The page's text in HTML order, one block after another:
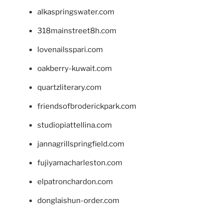
alkaspringswater.com
318mainstreet8h.com
lovenailsspari.com
oakberry-kuwait.com
quartzliterary.com
friendsofbroderickpark.com
studiopiattellina.com
jannagrillspringfield.com
fujiyamacharleston.com
elpatronchardon.com
donglaishun-order.com